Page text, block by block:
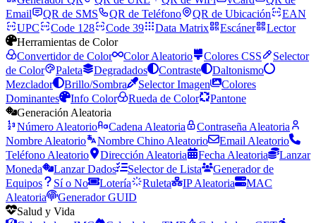
Email
QR de SMS QR de Teléfono QR de Ubicación
EAN
UPC
Code 128 Code 39 Data Matrix Escáner
Lector
Herramientas de Color
Convertidor de Color
Color Aleatorio Colores CSS
Selector
de Color
Paleta Degradados Contraste
Daltonismo
Mezclador
Brillo/Sombra Selector Imagen
Colores
Dominantes
Info Color Rueda de Color
Pantone
Generación Aleatoria
Número Aleatorio
Cadena Aleatoria
Contraseña Aleatoria
Nombre Aleatorio
Nombre Chino Aleatorio
Email Aleatorio
Teléfono Aleatorio
Dirección Aleatoria Fecha Aleatoria
Lanzar
Moneda
Lanzar Dados Selector de Lista
Generador de
Equipos
Sí o No Lotería Ruleta IP Aleatoria
MAC
Aleatoria
Generador GUID
Salud y Vida